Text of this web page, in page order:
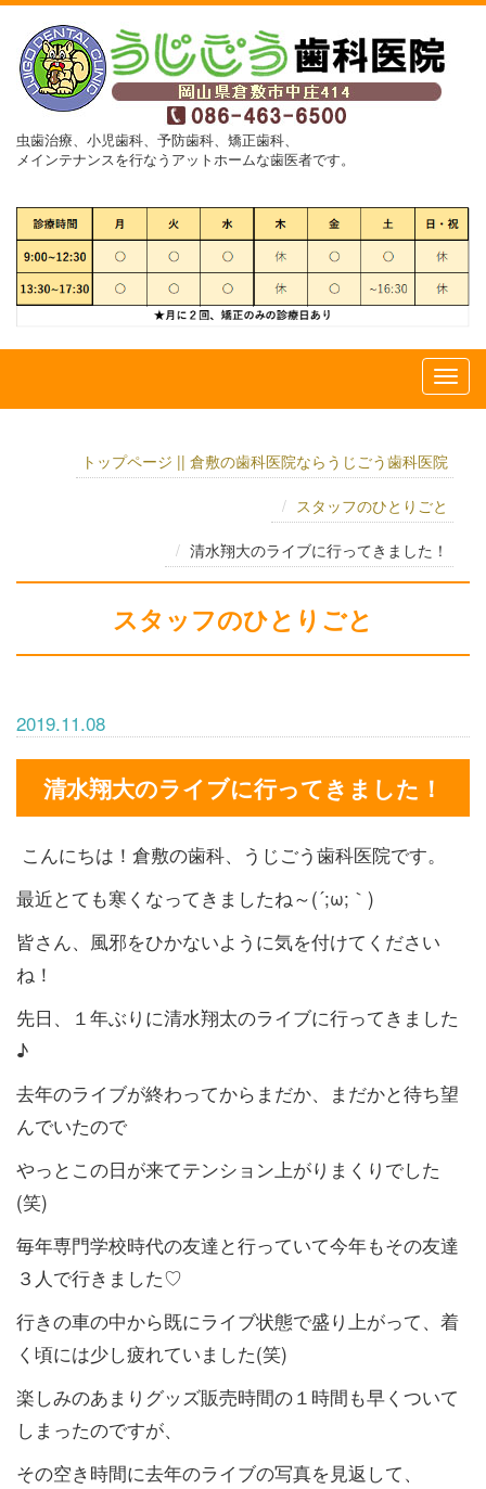
虫歯治療、小児歯科、予防歯科、矯正歯科、
メインテナンスを行なうアットホームな歯医者です。
トップページ || 倉敷の歯科医院ならうじごう歯科医院
スタッフのひとりごと
清水翔大のライブに行ってきました！
スタッフのひとりごと
2019.11.08
清水翔大のライブに行ってきました！
こんにちは！倉敷の歯科、うじごう歯科医院です。
最近とても寒くなってきましたね～(´;ω;｀)
皆さん、風邪をひかないように気を付けてください
ね！
先日、１年ぶりに清水翔太のライブに行ってきました
♪
去年のライブが終わってからまだか、まだかと待ち望
んでいたので
やっとこの日が来てテンション上がりまくりでした
(笑)
毎年専門学校時代の友達と行っていて今年もその友達
３人で行きました♡
行きの車の中から既にライブ状態で盛り上がって、着
く頃には少し疲れていました(笑)
楽しみのあまりグッズ販売時間の１時間も早くついて
しまったのですが、
その空き時間に去年のライブの写真を見返して、